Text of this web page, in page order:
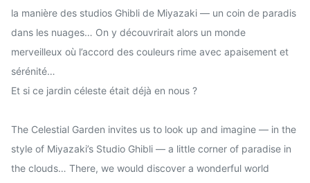
la manière des studios Ghibli de Miyazaki — un coin de paradis
dans les nuages… On y découvrirait alors un monde
merveilleux où l’accord des couleurs rime avec apaisement et
sérénité…
Et si ce jardin céleste était déjà en nous ?
The Celestial Garden invites us to look up and imagine — in the
style of Miyazaki’s Studio Ghibli — a little corner of paradise in
the clouds… There, we would discover a wonderful world